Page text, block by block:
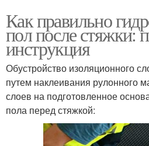
Как правильно
пол после стяжки:
инструкция
Обустройство изоляционного
путем наклеивания рулонного
слоев на подготовленное
пола перед стяжкой: